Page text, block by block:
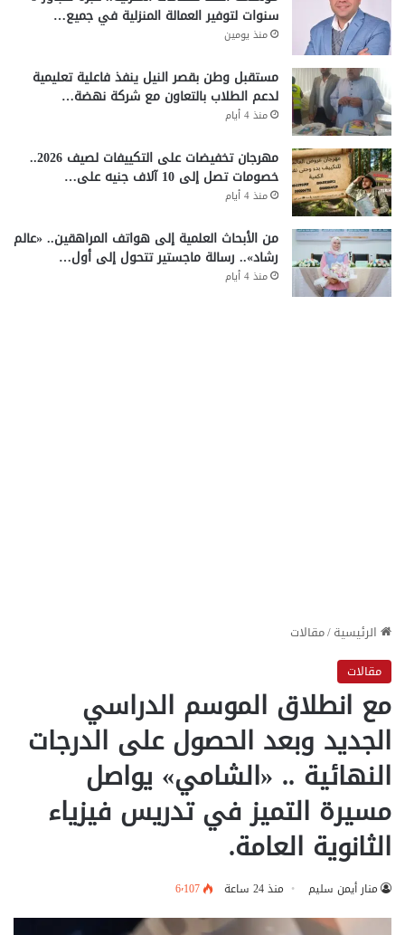
سنوات لتوفير العمالة المنزلية في جميع…
منذ يومين
مستقبل وطن بقصر النيل ينفذ فاعلية تعليمية
لدعم الطلاب بالتعاون مع شركة نهضة…
منذ 4 أيام
مهرجان تخفيضات على التكييفات لصيف 2026..
خصومات تصل إلى 10 آلاف جنيه على…
منذ 4 أيام
من الأبحاث العلمية إلى هواتف المراهقين.. «عالم
رشاد».. رسالة ماجستير تتحول إلى أول…
منذ 4 أيام